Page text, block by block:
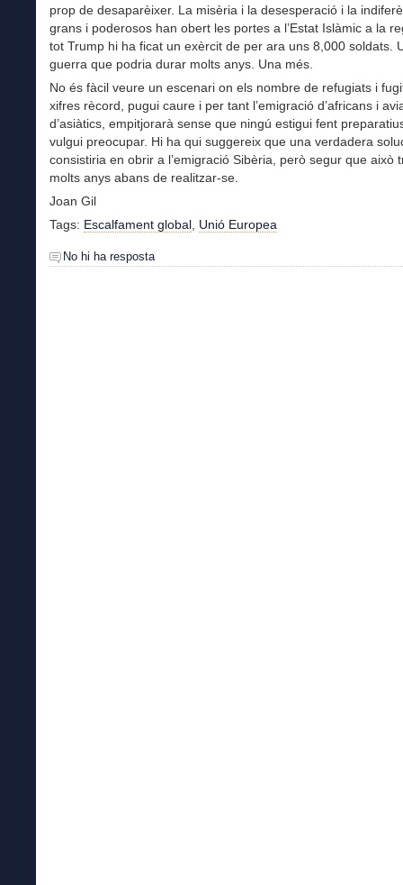
prop de desaparèixer. La misèria i la desesperació i la
grans i poderosos han obert les portes a l’Estat Islàmic a la
tot Trump hi ha ficat un exèrcit de per ara uns 8,000 soldats.
guerra que podria durar molts anys. Una més.
No és fàcil veure un escenari on els nombre de refugiats i
xifres rècord, pugui caure i per tant l’emigració d’africans i
d’asiàtics, empitjorarà sense que ningú estigui fent
vulgui preocupar. Hi ha qui suggereix que una verdadera
consistiria en obrir a l’emigració Sibèria, però segur que això
molts anys abans de realitzar-se.
Joan Gil
Tags: Escalfament global Unió Europea
No hi ha resposta